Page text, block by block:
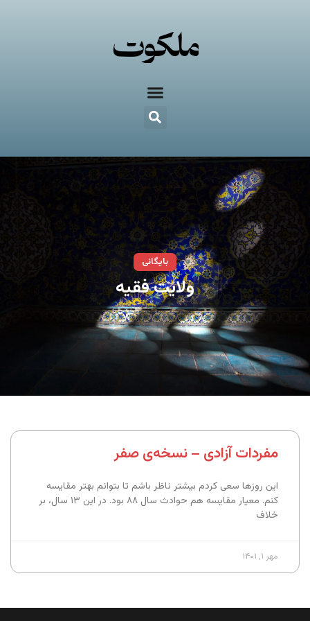
بایگانی
ولایت فقیه
مفردات آزادی – نسخه‌ی صفر
این روزها سعی کردم بیشتر ناظر باشم تا بتوانم بهتر مقایسه
کنم. معیار مقایسه هم حوادث سال ۸۸ بود. در این ۱۳ سال، بر
خلاف
مهر ۱, ۱۴۰۱